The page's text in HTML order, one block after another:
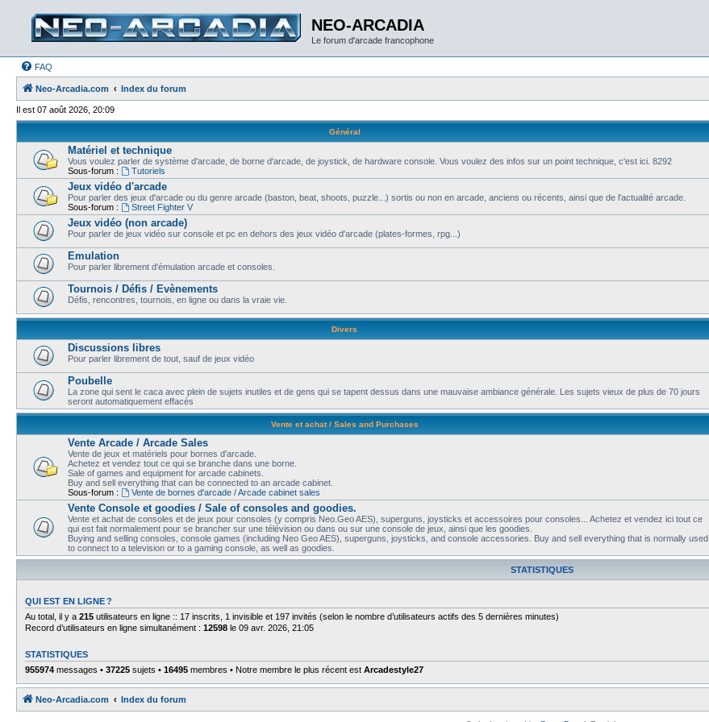
NEO-ARCADIA
Le forum d'arcade francophone
FAQ
Neo-Arcadia.com Index du forum
Il est 07 août 2026, 20:09
Général
Matériel et technique
Vous voulez parler de système d'arcade, de borne d'arcade, de joystick, de hardware console. Vous voulez des infos sur un point technique, c'est ici. 8292
Sous-forum :
Tutoriels
Jeux vidéo d'arcade
Pour parler des jeux d'arcade ou du genre arcade (baston, beat, shoots, puzzle...) sortis ou non en arcade, anciens ou récents, ainsi que de l'actualité arcade.
Sous-forum :
Street Fighter V
Jeux vidéo (non arcade)
Pour parler de jeux vidéo sur console et pc en dehors des jeux vidéo d'arcade (plates-formes, rpg...)
Emulation
Pour parler librement d'émulation arcade et consoles.
Tournois / Défis / Evènements
Défis, rencontres, tournois, en ligne ou dans la vraie vie.
Divers
Discussions libres
Pour parler librement de tout, sauf de jeux vidéo
Poubelle
La zone qui sent le caca avec plein de sujets inutiles et de gens qui se tapent dessus dans une mauvaise ambiance générale. Les sujets vieux de plus de 70 jours
seront automatiquement effacés
Vente et achat / Sales and Purchases
Vente Arcade / Arcade Sales
Vente de jeux et matériels pour bornes d'arcade.
Achetez et vendez tout ce qui se branche dans une borne.
Sale of games and equipment for arcade cabinets.
Buy and sell everything that can be connected to an arcade cabinet.
Sous-forum :
Vente de bornes d'arcade / Arcade cabinet sales
Vente Console et goodies / Sale of consoles and goodies.
Vente et achat de consoles et de jeux pour consoles (y compris Neo.Geo AES), superguns, joysticks et accessoires pour consoles... Achetez et vendez ici tout ce
qui est fait normalement pour se brancher sur une télévision ou dans ou sur une console de jeux, ainsi que les goodies.
Buying and selling consoles, console games (including Neo Geo AES), superguns, joysticks, and console accessories. Buy and sell everything that is normally used
to connect to a television or to a gaming console, as well as goodies.
STATISTIQUES
QUI EST EN LIGNE ?
Au total, il y a 215 utilisateurs en ligne :: 17 inscrits, 1 invisible et 197 invités (selon le nombre d’utilisateurs actifs des 5 dernières minutes)
Record d’utilisateurs en ligne simultanément : 12598 le 09 avr. 2026, 21:05
STATISTIQUES
955974 messages • 37225 sujets • 16495 membres • Notre membre le plus récent est Arcadestyle27
Neo-Arcadia.com Index du forum